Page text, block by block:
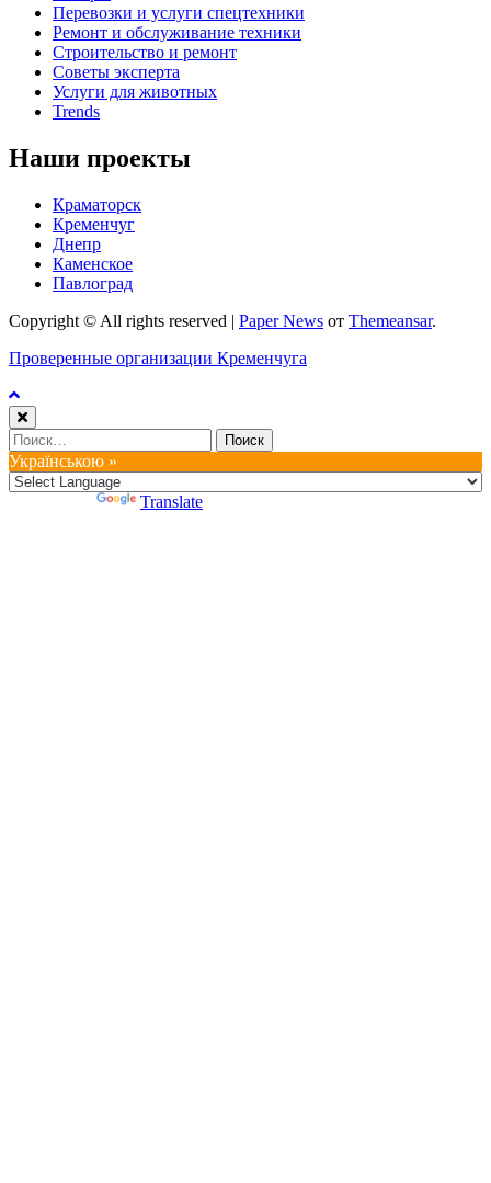
Перевозки и услуги спецтехники
Ремонт и обслуживание техники
Строительство и ремонт
Советы эксперта
Услуги для животных
Trends
Наши проекты
Краматорск
Кременчуг
Днепр
Каменское
Павлоград
Copyright © All rights reserved | Paper News от Themeansar.
Проверенные организации Кременчуга
Найти:
Українською »
Translate